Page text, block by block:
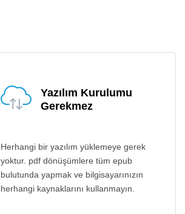
Yazılım Kurulumu
Gerekmez
Herhangi bir yazılım yüklemeye gerek
yoktur. pdf dönüşümlere tüm epub
bulutunda yapmak ve bilgisayarınızın
herhangi kaynaklarını kullanmayın.